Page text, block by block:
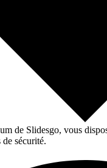
de Slidesgo, vous
sécurité.